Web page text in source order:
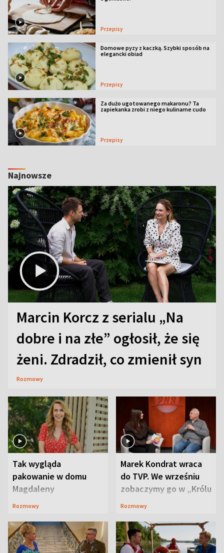
Przepisy
Domowe pyzy z kaczką. Szybki sposób na
elegancki obiad
Przepisy
Za dużo ugotowanego makaronu? Ta
zapiekanka zrobi z niego kulinarne cudo
Przepisy
Najnowsze
Marcin Korcz z serialu „Na
dobre i na złe” ogłosił, że się
żeni. Zdradził, co zmienił syn
Rozmowy
Tak wygląda
pakowanie w domu
Magdaleny
Waligórskiej-Lisieckiej.
Rozmowy
Marek Kondrat wraca
do TVP. We wrześniu
zobaczymy go w „Królu
Maciusiu I”
Rozmowy